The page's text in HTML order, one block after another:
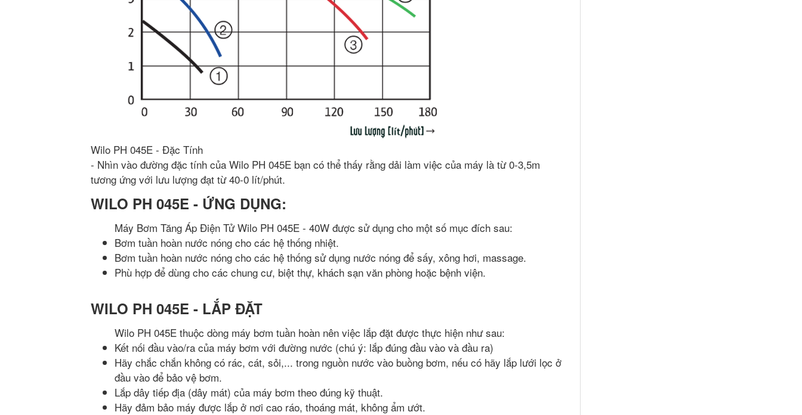
Wilo PH 045E - Đặc Tính
- Nhìn vào đường đặc tính của Wilo PH 045E bạn có thể thấy rằng dải làm việc của máy là từ 0-3,5m
tương ứng với lưu lượng đạt từ 40-0 lít/phút.
WILO PH 045E - ỨNG DỤNG:
Máy Bơm Tăng Áp Điện Tử Wilo PH 045E - 40W được sử dụng cho một số mục đích sau:
Bơm tuần hoàn nước nóng cho các hệ thống nhiệt.
Bơm tuần hoàn nước nóng cho các hệ thống sử dụng nước nóng để sấy, xông hơi, massage.
Phù hợp để dùng cho các chung cư, biệt thự, khách sạn văn phòng hoặc bệnh viện.
WILO PH 045E - LẮP ĐẶT
Wilo PH 045E thuộc dòng máy bơm tuần hoàn nên việc lắp đặt được thực hiện như sau:
Kết nối đầu vào/ra của máy bơm với đường nước (chú ý: lắp đúng đầu vào và đầu ra)
Hãy chắc chắn không có rác, cát, sỏi,... trong nguồn nước vào buồng bơm, nếu có hãy lắp lưới lọc ở
đầu vào để bảo vệ bơm.
Lắp dây tiếp địa (dây mát) của máy bơm theo đúng kỹ thuật.
Hãy đảm bảo máy được lắp ở nơi cao ráo, thoáng mát, không ẩm ướt.